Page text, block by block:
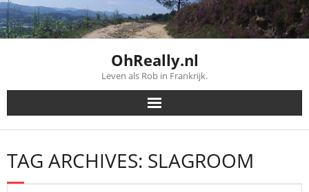
Skip
to
content
OhReally.nl
Leven als Rob in Frankrijk.
TAG ARCHIVES: SLAGROOM